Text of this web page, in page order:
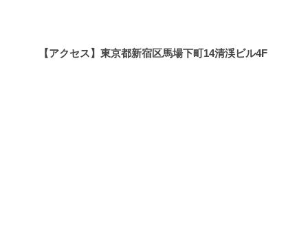
【アクセス】東京都新宿区馬場下町14清渓ビル4F